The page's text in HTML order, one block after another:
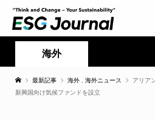
海外
最新記事 海外 海外ニュース
アリア
新興国向け気候ファンドを設立